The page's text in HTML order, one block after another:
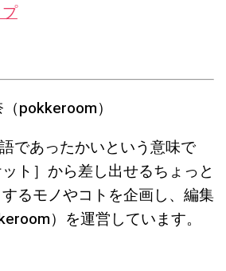
pokkeroom）
であったかいという意味で
ト］から差し出せるちょっと
るモノやコトを企画し、編集
）を運営しています。